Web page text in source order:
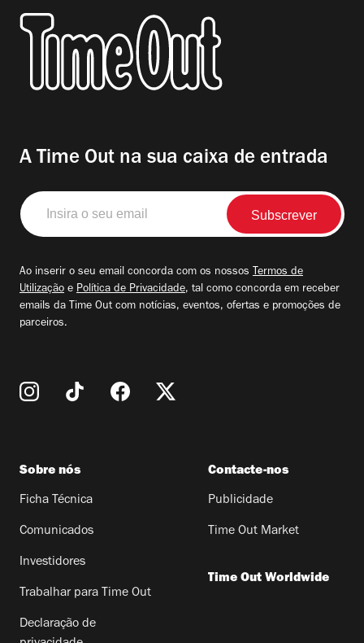
A Time Out na sua caixa de entrada
Insira
o
seu
Ao inserir o seu email concorda com os nossos Termos de
Utilização e Política de Privacidade, tal como concorda em receber
emails da Time Out com notícias, eventos, ofertas e promoções de
parceiros.
Sobre nós
Ficha Técnica
Comunicados
Investidores
Trabalhar para Time Out
Declaração de
Contacte-nos
Publicidade
Time Out Market
Time Out Worldwide